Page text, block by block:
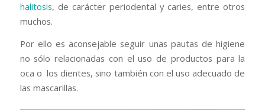
halitosis, de carácter periodental y caries, entre otros
muchos.
Por ello es aconsejable seguir unas pautas de higiene
no sólo relacionadas con el uso de productos para la
oca o los dientes, sino también con el uso adecuado de
las mascarillas.